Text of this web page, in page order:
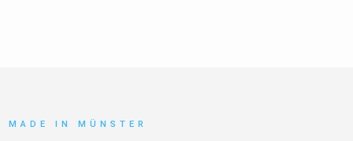
MADE IN MÜNSTER